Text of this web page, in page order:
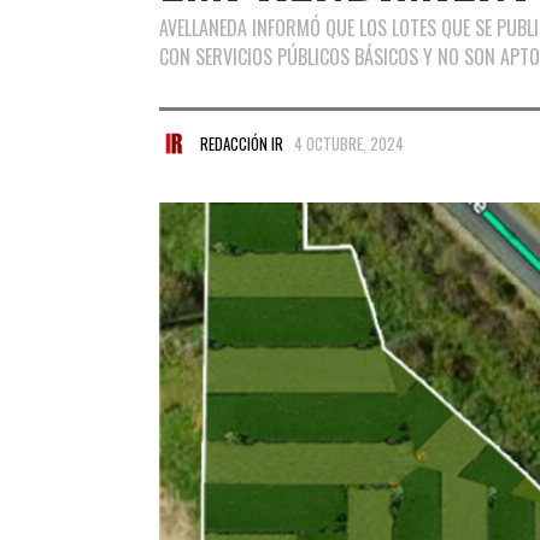
AVELLANEDA INFORMÓ QUE LOS LOTES QUE SE
CON SERVICIOS PÚBLICOS BÁSICOS Y NO SON
REDACCIÓN IR 4 OCTUBRE, 2024